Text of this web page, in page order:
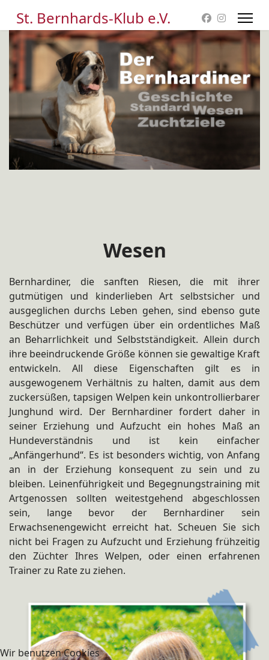
St. Bernhards-Klub e.V.
Wesen
Bernhardiner, die sanften Riesen, die mit ihrer
gutmütigen und kinderlieben Art selbstsicher und
ausgeglichen durchs Leben gehen, sind ebenso gute
Beschützer und verfügen über ein ordentliches Maß
an Beharrlichkeit und Selbstständigkeit. Allein durch
ihre beeindruckende Größe können sie gewaltige Kraft
entwickeln. All diese Eigenschaften gilt es in
ausgewogenem Verhältnis zu halten, damit aus dem
zuckersüßen, tapsigen Welpen kein unkontrollierbarer
Junghund wird. Der Bernhardiner fordert daher in
seiner Erziehung und Aufzucht ein hohes Maß an
Hundeverständnis und ist kein einfacher
„Anfängerhund“. Es ist besonders wichtig, von Anfang
an in der Erziehung konsequent zu sein und zu
bleiben. Leinenführigkeit und Begegnungstraining mit
Artgenossen sollten weitestgehend abgeschlossen
sein, lange bevor der Bernhardiner sein
Erwachsenengewicht erreicht hat. Scheuen Sie sich
nicht bei Fragen zu Aufzucht und Erziehung frühzeitig
den Züchter Ihres Welpen, oder einen erfahrenen
Trainer zu Rate zu ziehen.
Wir benutzen Cookies